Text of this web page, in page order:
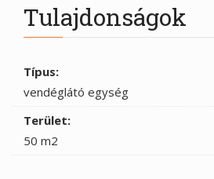
Tulajdonságok
Típus:
vendéglátó egység
Terület:
50 m2